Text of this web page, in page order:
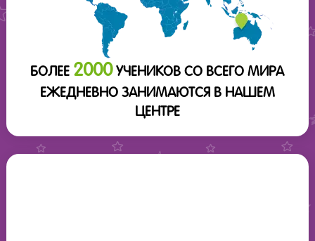
БОЛЕЕ 2000УЧЕНИКОВ СО ВСЕГО МИРА
ЕЖЕДНЕВНО ЗАНИМАЮТСЯ В НАШЕМ
ЦЕНТРЕ